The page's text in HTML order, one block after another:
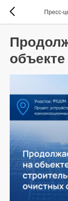
Пресс-